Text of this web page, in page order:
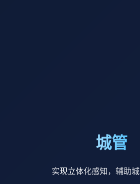
城管
实现立体化感知，辅助城